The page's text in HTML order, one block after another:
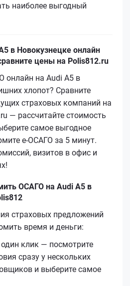
наиболее выгодный
в Новокузнецке онлайн
цены на Polis812.ru
онлайн на Audi A5 в
хлопот? Сравните
страховых компаний на
— рассчитайте стоимость
самое выгодное
е‑ОСАГО за 5 минут.
визитов в офис и
ОСАГО на Audi A5 в
страховых предложений
время и деньги:
клик — посмотрите
сразу у нескольких
и выберите самое